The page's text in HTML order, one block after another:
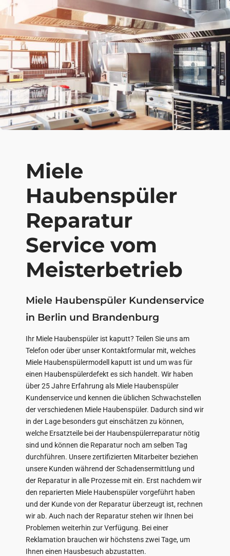
Miele
Haubenspüler
Reparatur
Service vom
Meisterbetrieb
Miele Haubenspüler Kundenservice
in Berlin und Brandenburg
Ihr Miele Haubenspüler ist kaputt? Teilen Sie uns am
Telefon oder über unser Kontaktformular mit, welches
Miele Haubenspülermodell kaputt ist und um was für
einen Haubenspülerdefekt es sich handelt. Wir haben
über 25 Jahre Erfahrung als Miele Haubenspüler
Kundenservice und kennen die üblichen Schwachstellen
der verschiedenen Miele Haubenspüler. Dadurch sind wir
in der Lage besonders gut einschätzen zu können,
welche Ersatzteile bei der Haubenspülerreparatur nötig
sind und können die Reparatur noch am selben Tag
durchführen. Unsere zertifizierten Mitarbeiter beziehen
unsere Kunden während der Schadensermittlung und
der Reparatur in alle Prozesse mit ein. Erst nachdem wir
den reparierten Miele Haubenspüler vorgeführt haben
und der Kunde von der Reparatur überzeugt ist, rechnen
wir ab. Auch nach der Reparatur stehen wir Ihnen bei
Problemen weiterhin zur Verfügung. Bei einer
Reklamation brauchen wir höchstens zwei Tage, um
Ihnen einen Hausbesuch abzustatten.